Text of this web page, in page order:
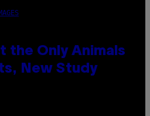
the Only Animals
New Study